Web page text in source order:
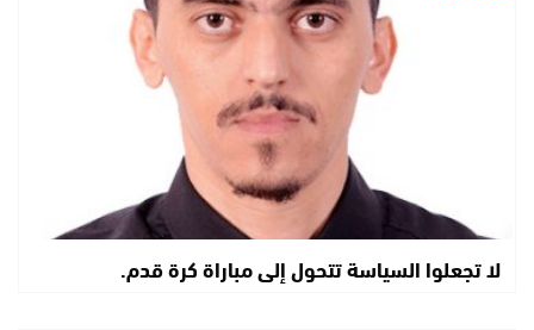
لا تجعلوا السياسة تتحول إلى مباراة كرة قدم.